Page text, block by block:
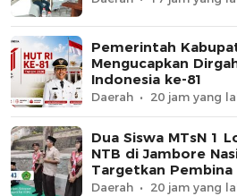
Pemerintah
Mengucapkan
Indonesia ke-81
Daerah 20 jam yang
Dua Siswa MTsN 1
NTB di Jambore
Targetkan
Tingkat Nasional
Daerah 20 jam yang